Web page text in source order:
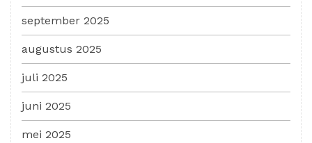
september 2025
augustus 2025
juli 2025
juni 2025
mei 2025